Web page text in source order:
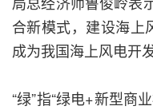
合新模式，建设海上
成为我国海上风电开
“绿”指“绿电+新型商